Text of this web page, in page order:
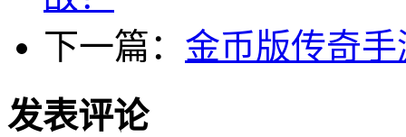
下一篇： 金币版传奇
发表评论